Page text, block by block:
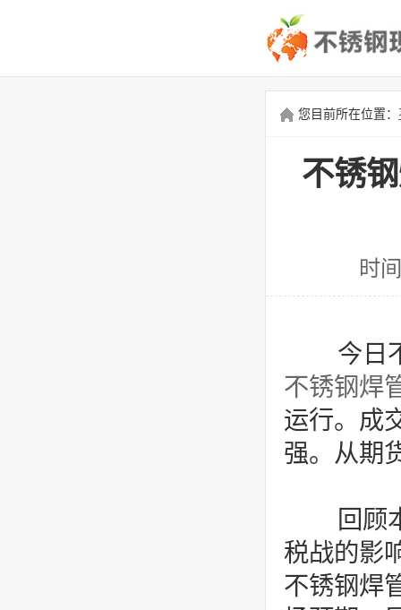
您目前所在位置：
不锈
时
今日
不锈钢焊
运行。成
强。从期
回顾
税战的影
不锈钢焊